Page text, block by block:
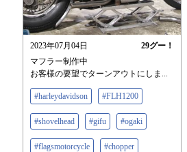
2023年07月04日 29グー！
マフラー制作中
お客様の要望でターンアウトにしま...
#harleydavidson #FLH1200
#shovelhead #gifu #ogaki
#flagsmotorcycle #chopper